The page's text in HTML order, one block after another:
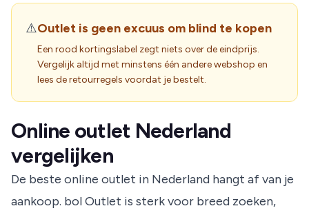
⚠️Outlet is geen excuus om blind te kopen
Een rood kortingslabel zegt niets over de eindprijs.
Vergelijk altijd met minstens één andere webshop en
lees de retourregels voordat je bestelt.
Online outlet Nederland
vergelijken
De beste online outlet in Nederland hangt af van je
aankoop. bol Outlet is sterk voor breed zoeken,